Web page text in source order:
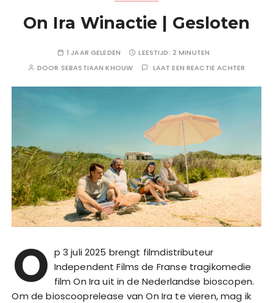
On Ira Winactie | Gesloten
1 JAAR GELEDEN LEESTIJD: 2 MINUTEN
DOOR SEBASTIAAN KHOUW LAAT EEN REACTIE ACHTER
O p 3 juli 2025 brengt filmdistributeur
Independent Films de Franse tragikomedie
film On Ira uit in de Nederlandse bioscopen.
Om de bioscooprelease van On Ira te vieren, mag ik